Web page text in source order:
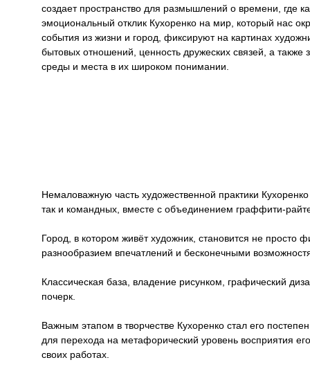
создает пространство для размышлений о времени, где
эмоциональный отклик Кухоренко на мир, который нас
события из жизни и город, фиксируют на картинах
бытовых отношений, ценность дружеских связей, а
среды и места в их широком понимании.
Немаловажную часть художественной практики
так и командных, вместе с объединением граффити-
Город, в котором живёт художник, становится не просто
разнообразием впечатлений и бесконечными
Классическая база, владение рисунком, графический
почерк.
Важным этапом в творчестве Кухоренко стал его
для перехода на метафорический уровень восприятия
своих работах.